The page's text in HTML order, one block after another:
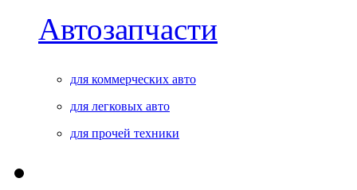
Автозапчасти
для коммерческих авто
для легковых авто
для прочей техники